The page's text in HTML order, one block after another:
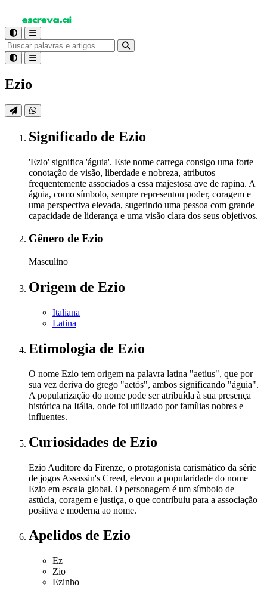
Ezio
Significado de Ezio
'Ezio' significa 'águia'. Este nome carrega consigo uma forte
conotação de visão, liberdade e nobreza, atributos
frequentemente associados a essa majestosa ave de rapina. A
águia, como símbolo, sempre representou poder, coragem e
uma perspectiva elevada, sugerindo uma pessoa com grande
capacidade de liderança e uma visão clara dos seus objetivos.
Gênero de Ezio
Masculino
Origem de Ezio
Italiana
Latina
Etimologia de Ezio
O nome Ezio tem origem na palavra latina "aetius", que por
sua vez deriva do grego "aetós", ambos significando "águia".
A popularização do nome pode ser atribuída à sua presença
histórica na Itália, onde foi utilizado por famílias nobres e
influentes.
Curiosidades de Ezio
Ezio Auditore da Firenze, o protagonista carismático da série
de jogos Assassin's Creed, elevou a popularidade do nome
Ezio em escala global. O personagem é um símbolo de
astúcia, coragem e justiça, o que contribuiu para a associação
positiva e moderna ao nome.
Apelidos de Ezio
Ez
Zio
Ezinho